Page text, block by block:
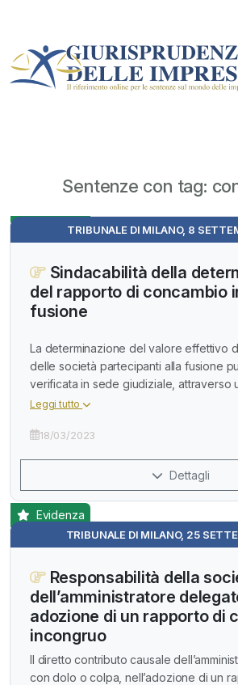
Sentenze con tag:
TRIBUNALE DI MILANO, 8
Sindacabilità della
del rapporto di concambio
fusione
La determinazione del valore effettivo
delle società partecipanti alla fusione
verificata in sede giudiziale, attraverso
Leggi tutto
18/03/2023
Dettagli
TRIBUNALE DI MILANO, 25
Evidenza
Responsabilità della
dell’amministratore
adozione di un rapporto di
incongruo
Il diretto contributo causale
con dolo o colpa, nell’adozione di un